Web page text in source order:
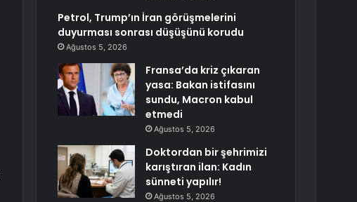
Petrol, Trump’ın İran görüşmelerini
duyurması sonrası düşüşünü korudu
Ağustos 5, 2026
Fransa’da kriz çıkaran
yasa: Bakan istifasını
sundu, Macron kabul
etmedi
Ağustos 5, 2026
Doktordan bir şehrimizi
karıştıran ilan: Kadın
sünneti yapılır!
Ağustos 5, 2026